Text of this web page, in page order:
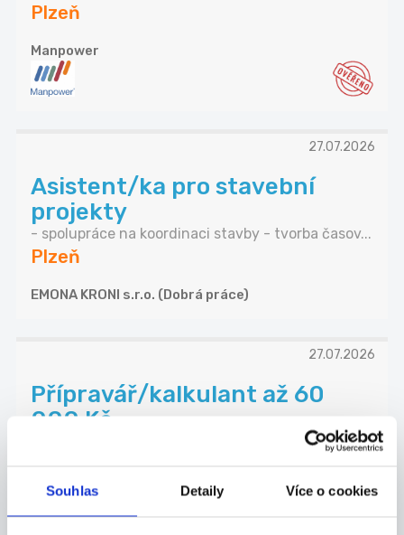
Souhlas Detaily Více o cookies
Plzeň
Manpower
27.07.2026
Asistent/ka pro stavební
projekty
- spolupráce na koordinaci stavby - tvorba časov...
Plzeň
EMONA KRONI s.r.o. (Dobrá práce)
27.07.2026
Přípravář/kalkulant až 60
000 Kč
- zajištění kompletních nabídek (cenová a techni...
EMONA KRONI s.r.o. (Dobrá práce)